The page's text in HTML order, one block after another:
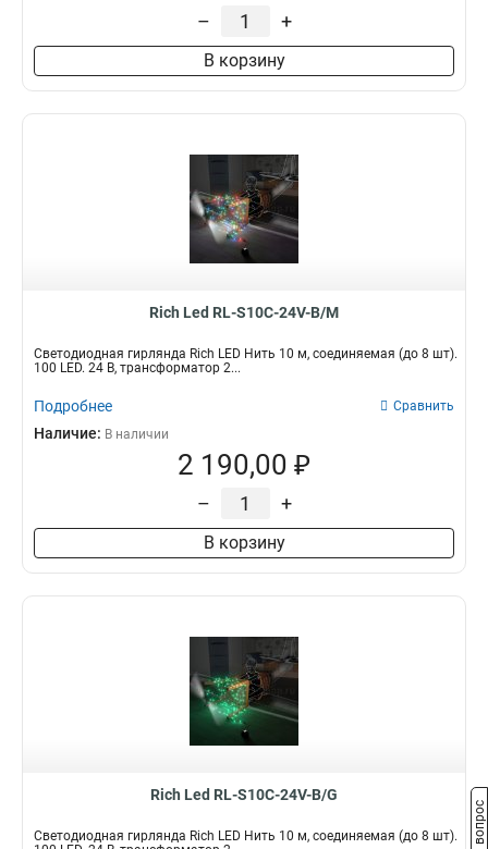
– +
В корзину
Rich Led RL-S10C-24V-B/M
Светодиодная гирлянда Rich LED Нить 10 м, соединяемая (до 8 шт).
100 LED. 24 B, трансформатор 2...
Подробнее Сравнить
Наличие: В наличии
2 190,00 ₽
– +
В корзину
Rich Led RL-S10C-24V-B/G
Светодиодная гирлянда Rich LED Нить 10 м, соединяемая (до 8 шт).